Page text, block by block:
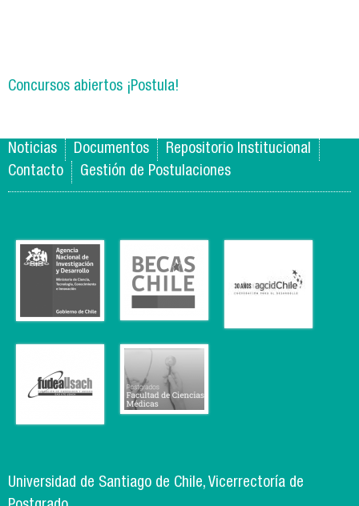
Concursos abiertos ¡Postula!
Noticias Documentos
Repositorio Institucional
Contacto
Gestión de Postulaciones
Universidad de Santiago de Chile, Vicerrectoría de